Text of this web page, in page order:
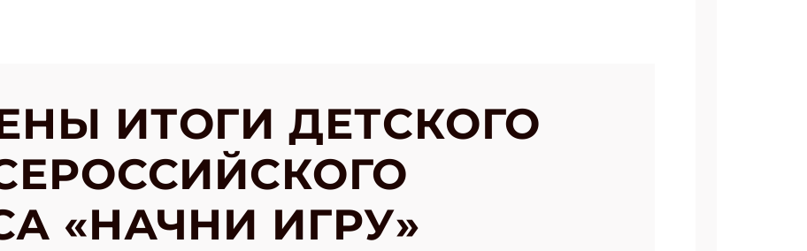
ИТОГИ ДЕТСКОГО
«НАЧНИ ИГРУ»